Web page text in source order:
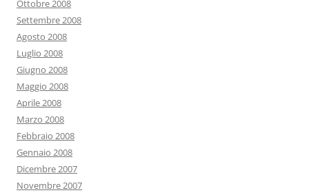
Ottobre 2008
Settembre 2008
Agosto 2008
Luglio 2008
Giugno 2008
Maggio 2008
Aprile 2008
Marzo 2008
Febbraio 2008
Gennaio 2008
Dicembre 2007
Novembre 2007